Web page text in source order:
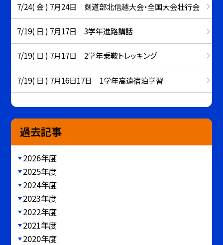
7/24( 金 ) 7月24日 剣道部北信越大会・全国大会壮行会
7/19( 日 ) 7月17日 3学年進路講話
7/19( 日 ) 7月17日 2学年乗鞍トレッキング
7/19( 日 ) 7月16日17日 1学年高遠宿泊学習
過去記事
2026年度
2025年度
2024年度
2023年度
2022年度
2021年度
2020年度